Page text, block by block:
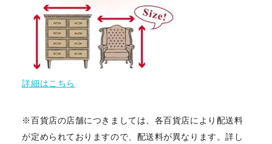
詳細はこちら
※百貨店の店舗につきましては、各百貨店により配送料
が定められておりますので、配送料が異なります。詳し